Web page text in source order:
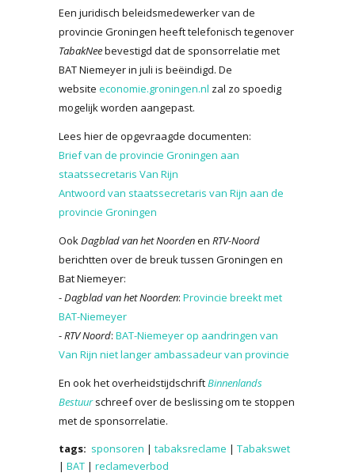
Een juridisch beleidsmedewerker van de
provincie Groningen heeft telefonisch tegenover
TabakNeebevestigd dat de sponsorrelatie met
BAT Niemeyer in juli is beëindigd. De
website economie.groningen.nl zal zo spoedig
mogelijk worden aangepast.
Lees hier de opgevraagde documenten:
Brief van de provincie Groningen aan
staatssecretaris Van Rijn
Antwoord van staatssecretaris van Rijn aan de
provincie Groningen
OokDagblad van het Noordenen RTV-Noord
berichtten over de breuk tussen Groningen en
Bat Niemeyer:
-Dagblad van het Noorden: Provincie breekt met
BAT-Niemeyer
-RTV Noord: BAT-Niemeyer op aandringen van
Van Rijn niet langer ambassadeur van provincie
En ook het overheidstijdschriftBinnenlands
Bestuurschreef over de beslissing om te stoppen
met de sponsorrelatie.
tags: sponsoren | tabaksreclame | Tabakswet
| BAT | reclameverbod